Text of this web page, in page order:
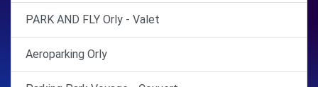
PARK AND FLY Orly - Valet
Aeroparking Orly